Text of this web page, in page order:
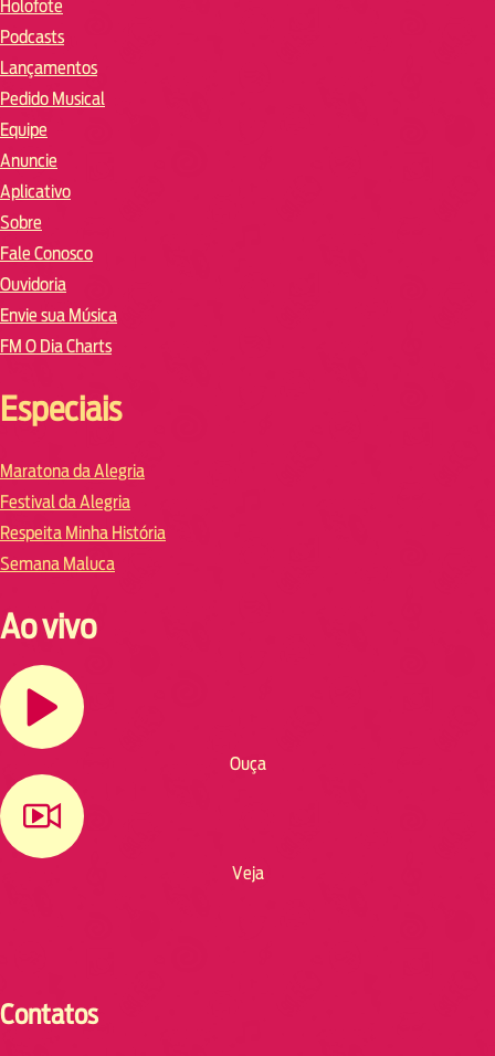
Holofote
Podcasts
Lançamentos
Pedido Musical
Equipe
Anuncie
Aplicativo
Sobre
Fale Conosco
Ouvidoria
Envie sua Música
FM O Dia Charts
Especiais
Maratona da Alegria
Festival da Alegria
Respeita Minha História
Semana Maluca
Ao vivo
Ouça
Veja
Contatos